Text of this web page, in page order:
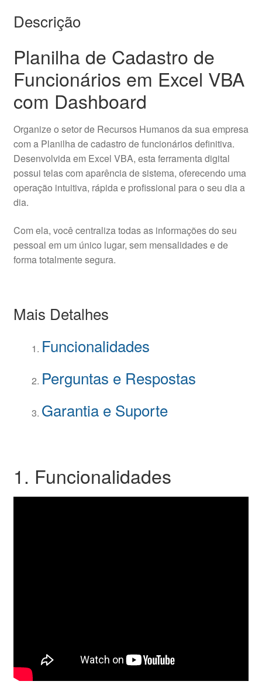
Descrição
Planilha de Cadastro de
Funcionários em Excel VBA
com Dashboard
Organize o setor de Recursos Humanos da sua empresa
com a Planilha de cadastro de funcionários definitiva.
Desenvolvida em Excel VBA, esta ferramenta digital
possui telas com aparência de sistema, oferecendo uma
operação intuitiva, rápida e profissional para o seu dia a
dia.
Com ela, você centraliza todas as informações do seu
pessoal em um único lugar, sem mensalidades e de
forma totalmente segura.
Mais Detalhes
Funcionalidades
Perguntas e Respostas
Garantia e Suporte
1. Funcionalidades